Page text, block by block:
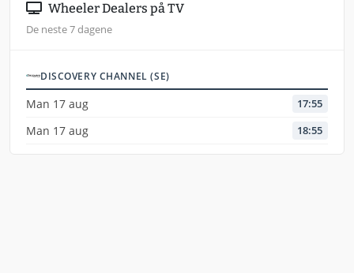
Wheeler Dealers på TV
De neste 7 dagene
DISCOVERY CHANNEL (SE)
Man 17 aug 17:55
Man 17 aug 18:55